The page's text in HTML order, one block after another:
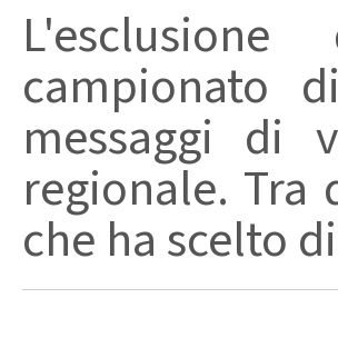
campionato
messaggi di
regionale. Tra
che ha scelto